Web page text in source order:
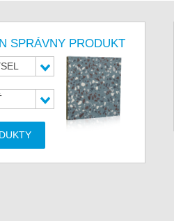
SPRÁVNY PRODUKT